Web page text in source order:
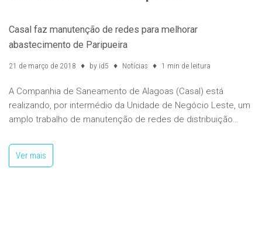
Casal faz manutenção de redes para melhorar
abastecimento de Paripueira
21 de março de 2018 by id5 Notícias 1 min de leitura
A Companhia de Saneamento de Alagoas (Casal) está
realizando, por intermédio da Unidade de Negócio Leste, um
amplo trabalho de manutenção de redes de distribuição…
Ver mais